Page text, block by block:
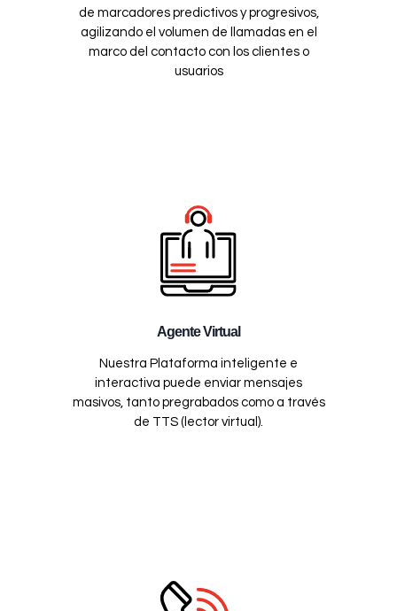
de marcadores predictivos y progresivos,
agilizando el volumen de llamadas en el
marco del contacto con los clientes o
usuarios
Agente Virtual
Nuestra Plataforma inteligente e
interactiva puede enviar mensajes
masivos, tanto pregrabados como a través
de TTS (lector virtual).